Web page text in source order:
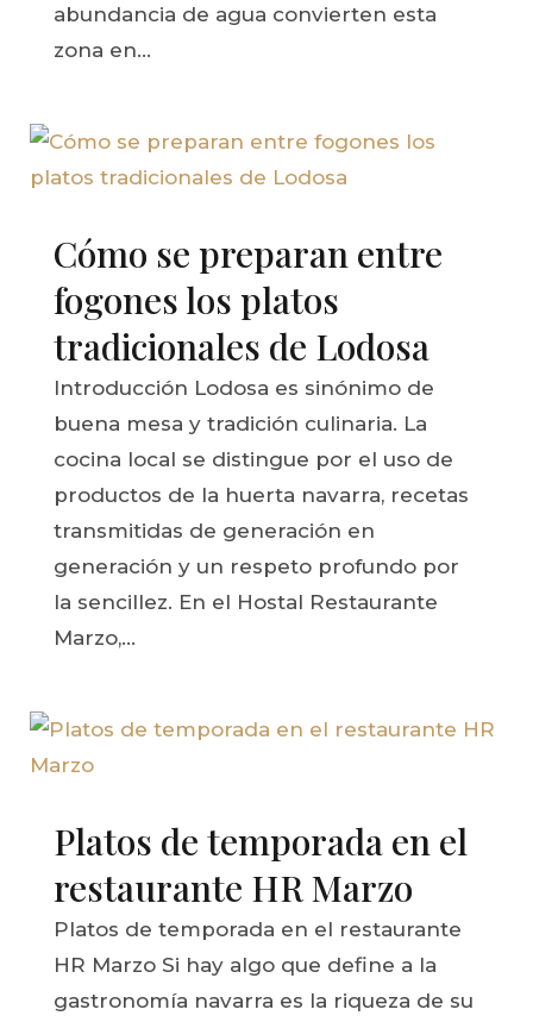
abundancia de agua convierten esta
zona en...
Cómo se preparan entre
fogones los platos
tradicionales de Lodosa
Introducción Lodosa es sinónimo de
buena mesa y tradición culinaria. La
cocina local se distingue por el uso de
productos de la huerta navarra, recetas
transmitidas de generación en
generación y un respeto profundo por
la sencillez. En el Hostal Restaurante
Marzo,...
Platos de temporada en el
restaurante HR Marzo
Platos de temporada en el restaurante
HR Marzo Si hay algo que define a la
gastronomía navarra es la riqueza de su